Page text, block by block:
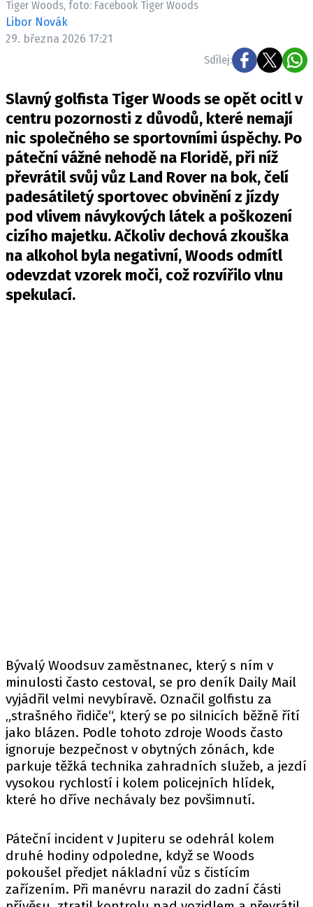
Pošlete e-mail na newsbox.cz
KONTAKT
VYDAVATEL
INZERCE
OSOBNÍ ÚDAJE / COOKIES
VOLNÁ MÍSTA
Provozovatelem serveru newsbox.cz je
INCORP MEDIA GROUP s.r.o., IČ: 118 23 054
Tiger Woods, foto: Facebook Tiger Woods
Libor Novák
29. března 2026 17:21
Sdílej:
Slavný golfista Tiger Woods se opět ocitl v
centru pozornosti z důvodů, které nemají
nic společného se sportovními úspěchy. Po
páteční vážné nehodě na Floridě, při níž
převrátil svůj vůz Land Rover na bok, čelí
padesátiletý sportovec obvinění z jízdy
pod vlivem návykových látek a poškození
cizího majetku. Ačkoliv dechová zkouška
na alkohol byla negativní, Woods odmítl
odevzdat vzorek moči, což rozvířilo vlnu
spekulací.
Bývalý Woodsuv zaměstnanec, který s ním v
minulosti často cestoval, se pro deník Daily Mail
vyjádřil velmi nevybíravě. Označil golfistu za
„strašného řidiče“, který se po silnicích běžně řítí
jako blázen. Podle tohoto zdroje Woods často
ignoruje bezpečnost v obytných zónách, kde
parkuje těžká technika zahradních služeb, a jezdí
vysokou rychlostí i kolem policejních hlídek,
které ho dříve nechávaly bez povšimnutí.
Páteční incident v Jupiteru se odehrál kolem
druhé hodiny odpoledne, když se Woods
pokoušel předjet nákladní vůz s čistícím
zařízením. Při manévru narazil do zadní části